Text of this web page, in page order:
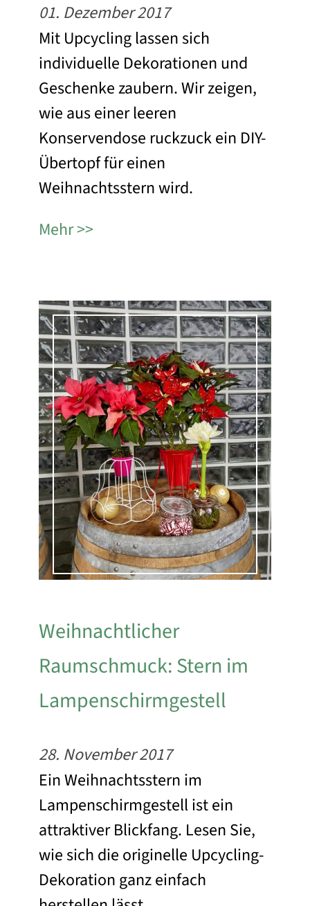
01. Dezember 2017
Mit Upcycling lassen sich
individuelle Dekorationen und
Geschenke zaubern. Wir zeigen,
wie aus einer leeren
Konservendose ruckzuck ein DIY-
Übertopf für einen
Weihnachtsstern wird.
Mehr
Weihnachtlicher
Raumschmuck: Stern im
Lampenschirmgestell
28. November 2017
Ein Weihnachtsstern im
Lampenschirmgestell ist ein
attraktiver Blickfang. Lesen Sie,
wie sich die originelle Upcycling-
Dekoration ganz einfach